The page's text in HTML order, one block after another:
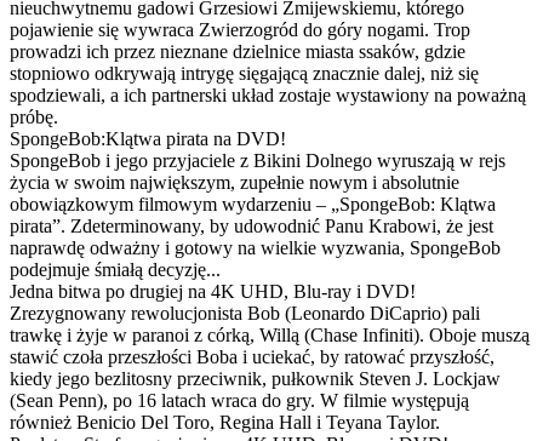
nieuchwytnemu gadowi Grzesiowi Żmijewskiemu, którego
pojawienie się wywraca Zwierzogród do góry nogami. Trop
prowadzi ich przez nieznane dzielnice miasta ssaków, gdzie
stopniowo odkrywają intrygę sięgającą znacznie dalej, niż się
spodziewali, a ich partnerski układ zostaje wystawiony na poważną
próbę.
SpongeBob:Klątwa pirata na DVD!
SpongeBob i jego przyjaciele z Bikini Dolnego wyruszają w rejs
życia w swoim największym, zupełnie nowym i absolutnie
obowiązkowym filmowym wydarzeniu – „SpongeBob: Klątwa
pirata”. Zdeterminowany, by udowodnić Panu Krabowi, że jest
naprawdę odważny i gotowy na wielkie wyzwania, SpongeBob
podejmuje śmiałą decyzję...
Jedna bitwa po drugiej na 4K UHD, Blu-ray i DVD!
Zrezygnowany rewolucjonista Bob (Leonardo DiCaprio) pali
trawkę i żyje w paranoi z córką, Willą (Chase Infiniti). Oboje muszą
stawić czoła przeszłości Boba i uciekać, by ratować przyszłość,
kiedy jego bezlitosny przeciwnik, pułkownik Steven J. Lockjaw
(Sean Penn), po 16 latach wraca do gry. W filmie występują
również Benicio Del Toro, Regina Hall i Teyana Taylor.